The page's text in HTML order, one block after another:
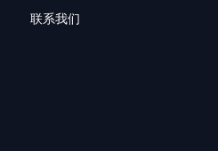
联系我们